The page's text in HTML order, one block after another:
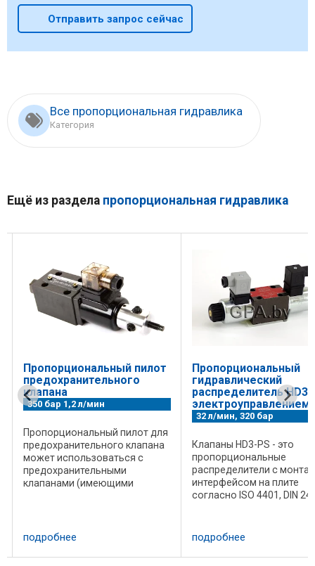
Отправить запрос сейчас
Все пропорциональная гидравлика
Категория
Ещё из раздела пропорциональная гидравлика
Пропорциональный пилот
предохранительного
клапана
350 бар 1,2 л/мин
Пропорциональный пилот для
предохранительного клапана
может использоваться с
предохранительными
клапанами (имеющими
дополнительным ручным
предохранительным
клапаном: без ...
подробнее
Пропорциональный
гидравлический
распределитель HD3-
электроуправлением
32 л/мин, 320 бар
Клапаны HD3-PS - это
пропорциональные
распределители с
интерфейсом на плите
согласно ISO 4401, DIN
Клапан доступен с
различными
способными
подробнее